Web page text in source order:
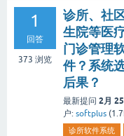
1
回答
373 浏览
诊所、社
生院等医
门诊管理
件？系统
后果？
最新提问 2月 25
户: softplus (
诊所软件系统